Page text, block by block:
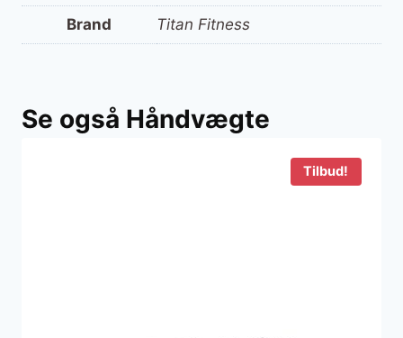
Brand Titan Fitness
Se også Håndvægte
Tilbud!